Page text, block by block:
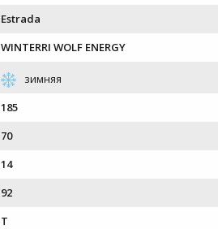
Estrada
WINTERRI WOLF ENERGY
185
70
14
92
T